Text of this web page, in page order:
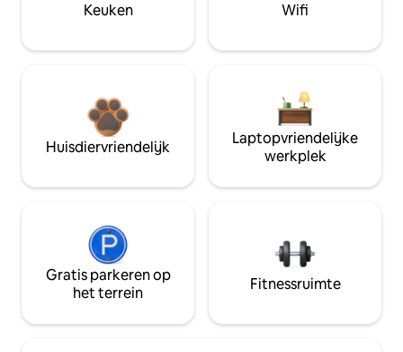
Keuken Wifi
Huisdiervriendelijk
Laptopvriendelijke
werkplek
Gratis parkeren op
het terrein
Fitnessruimte